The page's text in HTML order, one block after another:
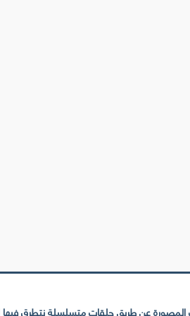
عن طريق حلقات متسلسلة نتطرق فيها